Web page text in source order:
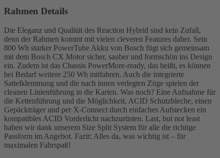
Rahmen Details
Die Eleganz und Qualität des Reaction Hybrid sind kein Zufall,
denn der Rahmen kommt mit vielen cleveren Features daher. Sein
800 Wh starker PowerTube Akku von Bosch fügt sich gemeinsam
mit dem Bosch CX Motor sicher, sauber und formschön ins Design
ein. Zudem ist das Chassis PowerMore-ready, das heißt, es können
bei Bedarf weitere 250 Wh mitfahren. Auch die integrierte
Sattelklemmung und die nach innen verlegten Züge spielen der
cleanen Linienführung in die Karten. Was noch? Eine Aufnahme für
die Kettenführung und die Möglichkeit, ACID Schutzbleche, einen
Gepäckträger und per X-Connect durch einfaches Aufstecken ein
kompatibles ACID Vorderlicht nachzurüsten. Last, but not least
haben wir dank unserem Size Split System für alle die richtige
Passform im Angebot. Fazit: Alles da, was wichtig ist – für
maximalen Fahrspaß!